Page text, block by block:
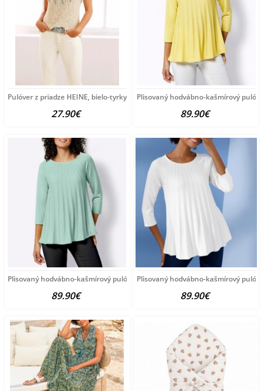
Pulóver z priadze HEINE, bielo-tyrkysový
27.90€
Plisovaný hodvábno-kašmírový
89.90€
Plisovaný hodvábno-kašmírový pulóver
89.90€
Plisovaný hodvábno-kašmírový
89.90€